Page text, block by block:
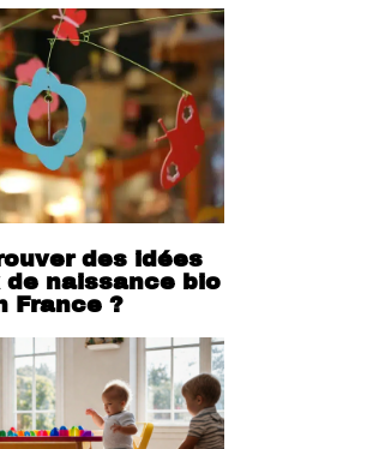
des idées
naissance bio
France ?